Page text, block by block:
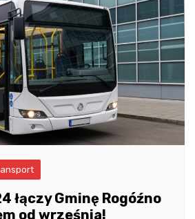
łączy Gminę Rogóźno
od września!